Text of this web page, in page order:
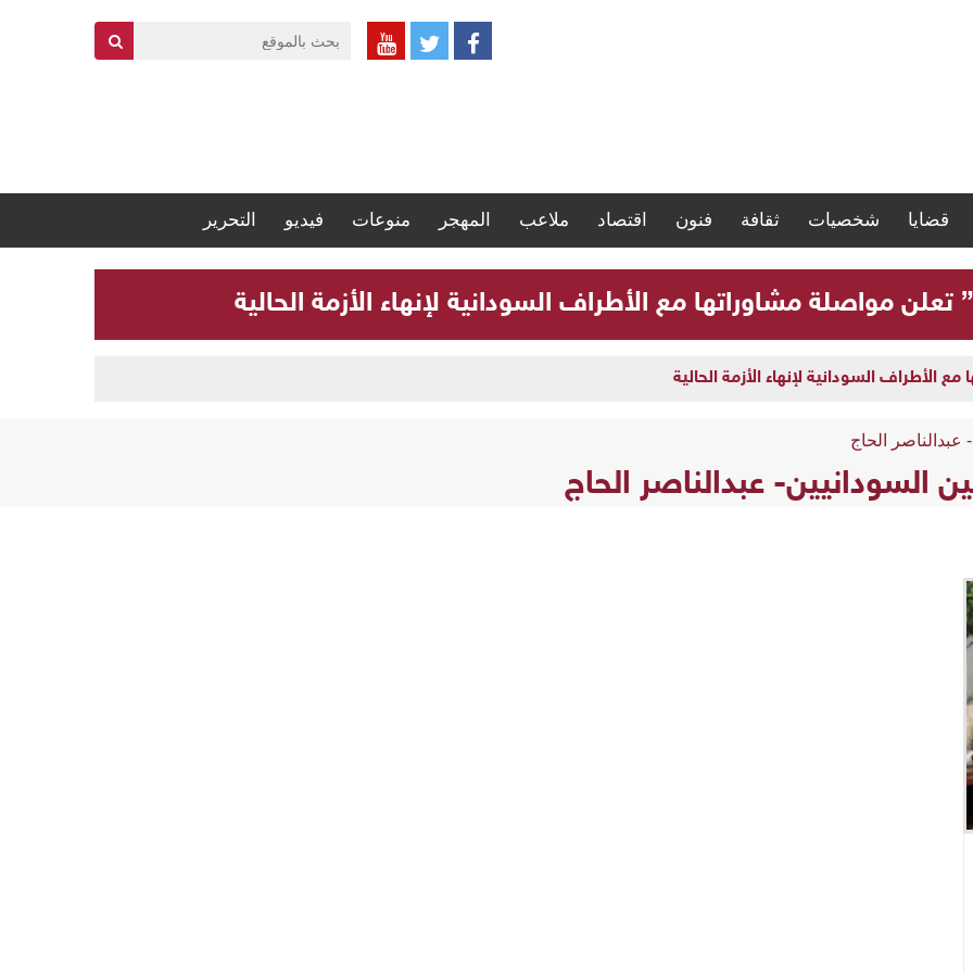
قضايا شخصيات ثقافة فنون اقتصاد ملاعب المهجر منوعات فيديو التحرير
تعلن مواصلة مشاوراتها مع الأطراف السودانية لإنهاء الأزمة الحالية
الأطراف السودانية لإنهاء الأزمة الحالية
عبدالناصر الحاج
السودانيين- عبدالناصر الحاج